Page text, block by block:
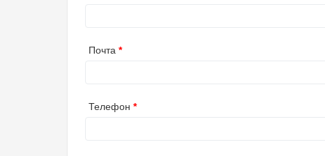
Почта
Телефон